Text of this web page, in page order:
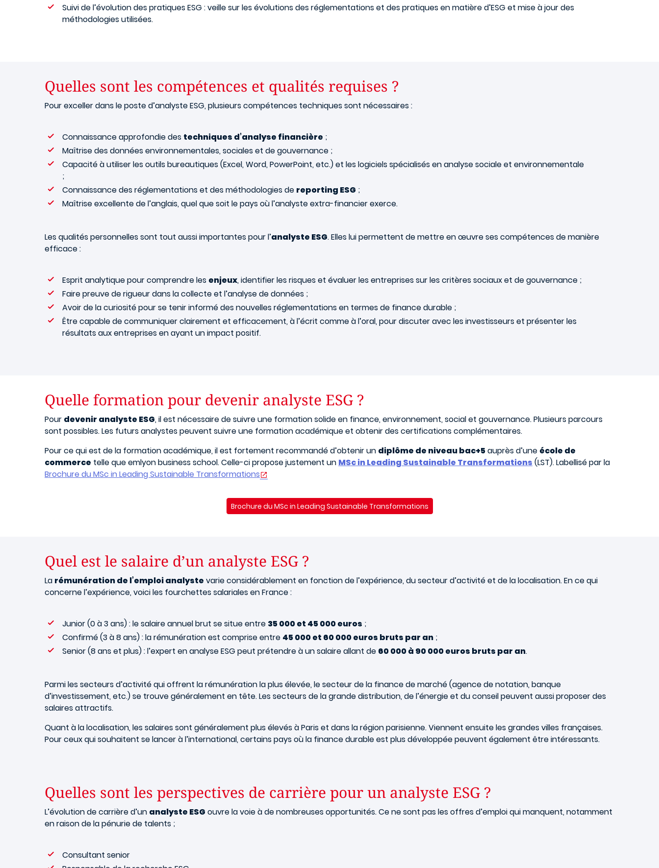
Suivi de l’évolution des pratiques ESG : veille sur les évolutions des réglementations et des pratiques en matière d’ESG et mise à jour des
méthodologies utilisées.
Quelles sont les compétences et qualités requises ?
Pour exceller dans le poste d’analyste ESG, plusieurs compétences techniques sont nécessaires :
Connaissance approfondie des techniques d’analyse financière ;
Maîtrise des données environnementales, sociales et de gouvernance ;
Capacité à utiliser les outils bureautiques (Excel, Word, PowerPoint, etc.) et les logiciels spécialisés en analyse sociale et environnementale
;
Connaissance des réglementations et des méthodologies de reporting ESG ;
Maîtrise excellente de l’anglais, quel que soit le pays où l’analyste extra-financier exerce.
Les qualités personnelles sont tout aussi importantes pour l’analyste ESG. Elles lui permettent de mettre en œuvre ses compétences de manière
efficace :
Esprit analytique pour comprendre les enjeux, identifier les risques et évaluer les entreprises sur les critères sociaux et de gouvernance ;
Faire preuve de rigueur dans la collecte et l’analyse de données ;
Avoir de la curiosité pour se tenir informé des nouvelles réglementations en termes de finance durable ;
Être capable de communiquer clairement et efficacement, à l’écrit comme à l’oral, pour discuter avec les investisseurs et présenter les
résultats aux entreprises en ayant un impact positif.
Quelle formation pour devenir analyste ESG ?
Pour devenir analyste ESG, il est nécessaire de suivre une formation solide en finance, environnement, social et gouvernance. Plusieurs parcours
sont possibles. Les futurs analystes peuvent suivre une formation académique et obtenir des certifications complémentaires.
Pour ce qui est de la formation académique, il est fortement recommandé d’obtenir un diplôme de niveau bac+5auprès d’une école de
commerce telle que emlyon business school. Celle-ci propose justement un MSc in Leading Sustainable Transformations (LST). Labellisé par la
Brochure du MSc in Leading Sustainable Transformations
Brochure du MSc in Leading Sustainable Transformations
Quel est le salaire d’un analyste ESG ?
La rémunération de l’emploi analyste varie considérablement en fonction de l’expérience, du secteur d’activité et de la localisation. En ce qui
concerne l’expérience, voici les fourchettes salariales en France :
Junior (0 à 3 ans) : le salaire annuel brut se situe entre 35 000 et 45 000 euros ;
Confirmé (3 à 8 ans) : la rémunération est comprise entre 45 000 et 60 000 euros bruts par an ;
Senior (8 ans et plus) : l’expert en analyse ESG peut prétendre à un salaire allant de 60 000 à 90 000 euros bruts par an.
Parmi les secteurs d’activité qui offrent la rémunération la plus élevée, le secteur de la finance de marché (agence de notation, banque
d’investissement, etc.) se trouve généralement en tête. Les secteurs de la grande distribution, de l’énergie et du conseil peuvent aussi proposer des
salaires attractifs.
Quant à la localisation, les salaires sont généralement plus élevés à Paris et dans la région parisienne. Viennent ensuite les grandes villes françaises.
Pour ceux qui souhaitent se lancer à l’international, certains pays où la finance durable est plus développée peuvent également être intéressants.
Quelles sont les perspectives de carrière pour un analyste ESG ?
L’évolution de carrière d’un analyste ESG ouvre la voie à de nombreuses opportunités. Ce ne sont pas les offres d’emploi qui manquent, notamment
en raison de la pénurie de talents ;
Consultant senior